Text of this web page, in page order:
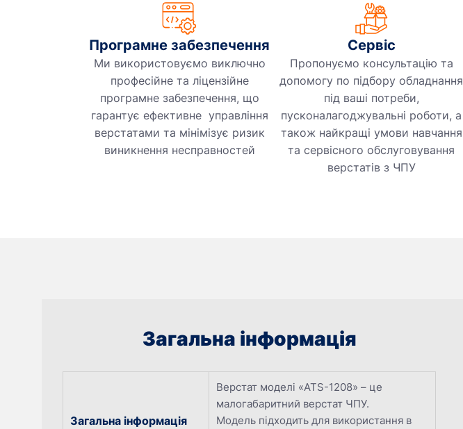
Програмне забезпечення
Ми використовуємо виключно
професійне та ліцензійне
програмне забезпечення, що
гарантує ефективне управління
верстатами та мінімізує ризик
виникнення несправностей
Сервіс
Пропонуємо консультацію та
допомогу по підбору обладнання
під ваші потреби,
пусконалагоджувальні роботи, а
також найкращі умови навчання
та сервісного обслуговування
верстатів з ЧПУ
Загальна інформація
Загальна інформація
Верстат моделі «ATS-1208» – це
малогабаритний верстат ЧПУ.
Модель підходить для використання в